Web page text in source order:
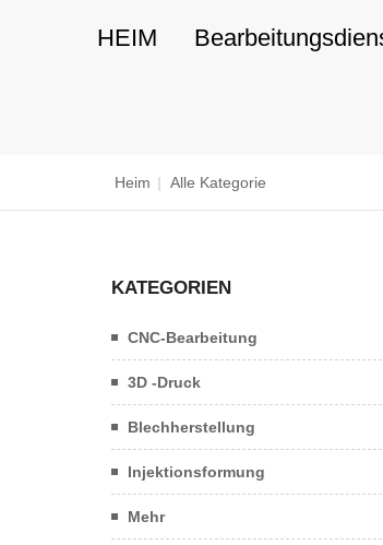
HEIM
Heim | Alle Kategorie
KATEGORIEN
CNC-Bearbeitung
3D -Druck
Blechherstellung
Injektionsformung
Mehr